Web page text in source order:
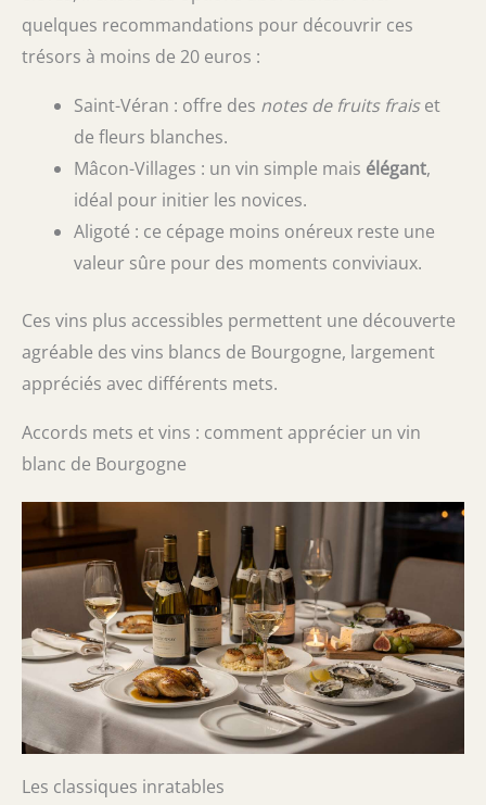
quelques recommandations pour découvrir ces
trésors à moins de 20 euros :
Saint-Véran : offre des notes de fruits fraiset
de fleurs blanches.
Mâcon-Villages : un vin simple mais élégant,
idéal pour initier les novices.
Aligoté : ce cépage moins onéreux reste une
valeur sûre pour des moments conviviaux.
Ces vins plus accessibles permettent une découverte
agréable des vins blancs de Bourgogne, largement
appréciés avec différents mets.
Accords mets et vins : comment apprécier un vin
blanc de Bourgogne
Les classiques inratables